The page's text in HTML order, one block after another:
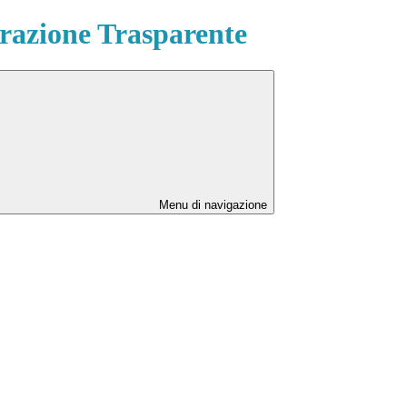
Trasparente
Menu di navigazione